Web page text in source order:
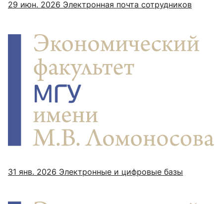
29 июн. 2026 Электронная почта сотрудников
31 янв. 2026 Электронные и цифровые базы